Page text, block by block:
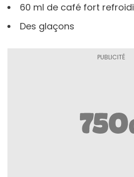
60 ml de café fort refroidi
Des glaçons